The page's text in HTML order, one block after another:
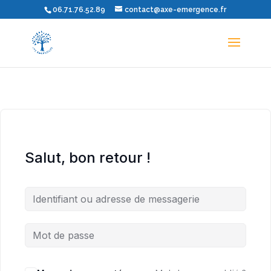
06.71.76.52.89 contact@axe-emergence.fr
Salut, bon retour !